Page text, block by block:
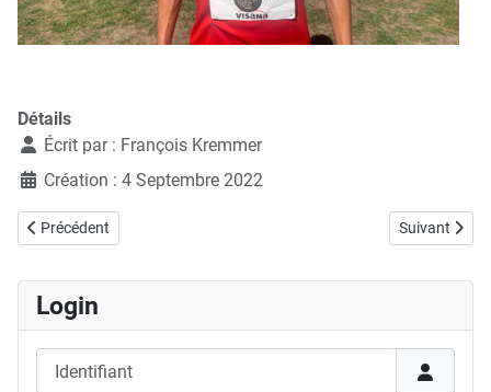
Détails
Écrit par : François Kremmer
Création : 4 Septembre 2022
Article précédent : 05.11.2022, Léo Lädermann en 14'34 sur 5km à
Précédent Article
Suivant
Login